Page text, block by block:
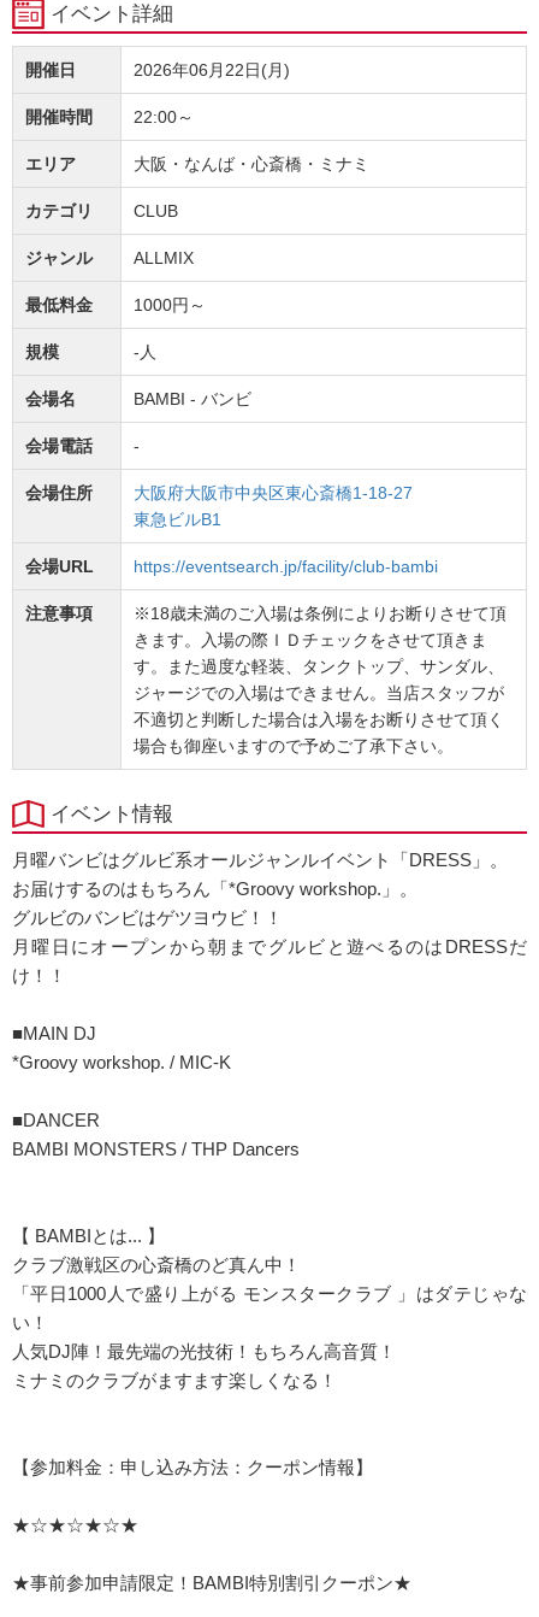
イベント詳細
開催日 2026年06月22日(月)
開催時間 22:00～
エリア 大阪・なんば・心斎橋・ミナミ
カテゴリ CLUB
ジャンル ALLMIX
最低料金 1000円～
規模 -人
会場名 BAMBI - バンビ
会場電話 -
会場住所
大阪府大阪市中央区東心斎橋1-18-27
東急ビルB1
会場URL https://eventsearch.jp/facility/club-bambi
注意事項
※18歳未満のご入場は条例によりお断りさせて頂
きます。入場の際ＩＤチェックをさせて頂きま
す。また過度な軽装、タンクトップ、サンダル、
ジャージでの入場はできません。当店スタッフが
不適切と判断した場合は入場をお断りさせて頂く
場合も御座いますので予めご了承下さい。
イベント情報
月曜バンビはグルビ系オールジャンルイベント「DRESS」。
お届けするのはもちろん「*Groovy workshop.」。
グルビのバンビはゲツヨウビ！！
月曜日にオープンから朝までグルビと遊べるのはDRESSだ
け！！
■MAIN DJ
*Groovy workshop. / MIC-K
■DANCER
BAMBI MONSTERS / THP Dancers
【 BAMBIとは... 】
クラブ激戦区の心斎橋のど真ん中！
「平日1000人で盛り上がる モンスタークラブ 」はダテじゃな
い！
人気DJ陣！最先端の光技術！もちろん高音質！
ミナミのクラブがますます楽しくなる！
【参加料金：申し込み方法：クーポン情報】
★☆★☆★☆★
★事前参加申請限定！BAMBI特別割引クーポン★